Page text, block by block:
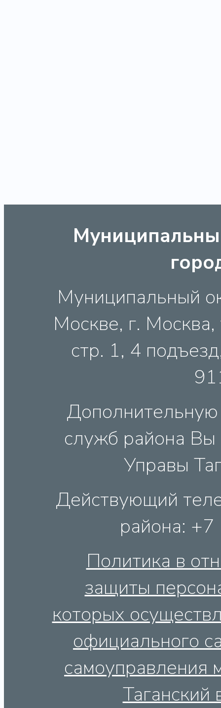
Муниципальный
Москве, г.
стр. 1, 4
служб района Вы
Управы
Действующий
района:
Политика в
защиты
которых
официального
самоуправления
Таганский